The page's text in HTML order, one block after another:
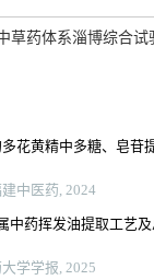
药体系淄博综合试